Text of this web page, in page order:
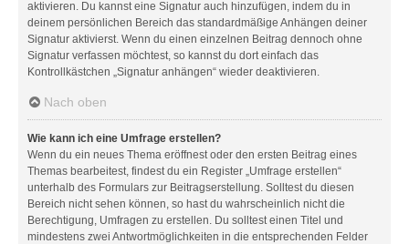
aktivieren. Du kannst eine Signatur auch hinzufügen, indem du in
deinem persönlichen Bereich das standardmäßige Anhängen deiner
Signatur aktivierst. Wenn du einen einzelnen Beitrag dennoch ohne
Signatur verfassen möchtest, so kannst du dort einfach das
Kontrollkästchen „Signatur anhängen“ wieder deaktivieren.
Nach oben
Wie kann ich eine Umfrage erstellen?
Wenn du ein neues Thema eröffnest oder den ersten Beitrag eines
Themas bearbeitest, findest du ein Register „Umfrage erstellen“
unterhalb des Formulars zur Beitragserstellung. Solltest du diesen
Bereich nicht sehen können, so hast du wahrscheinlich nicht die
Berechtigung, Umfragen zu erstellen. Du solltest einen Titel und
mindestens zwei Antwortmöglichkeiten in die entsprechenden Felder